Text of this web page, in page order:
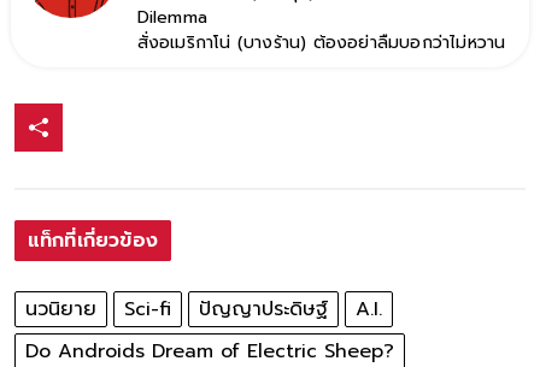
Dilemma
สั่งอเมริกาโน่ (บางร้าน) ต้องอย่าลืมบอกว่าไม่หวาน
แท็กที่เกี่ยวข้อง
นวนิยาย Sci-fi ปัญญาประดิษฐ์
A.I.
Do Androids Dream of Electric Sheep?